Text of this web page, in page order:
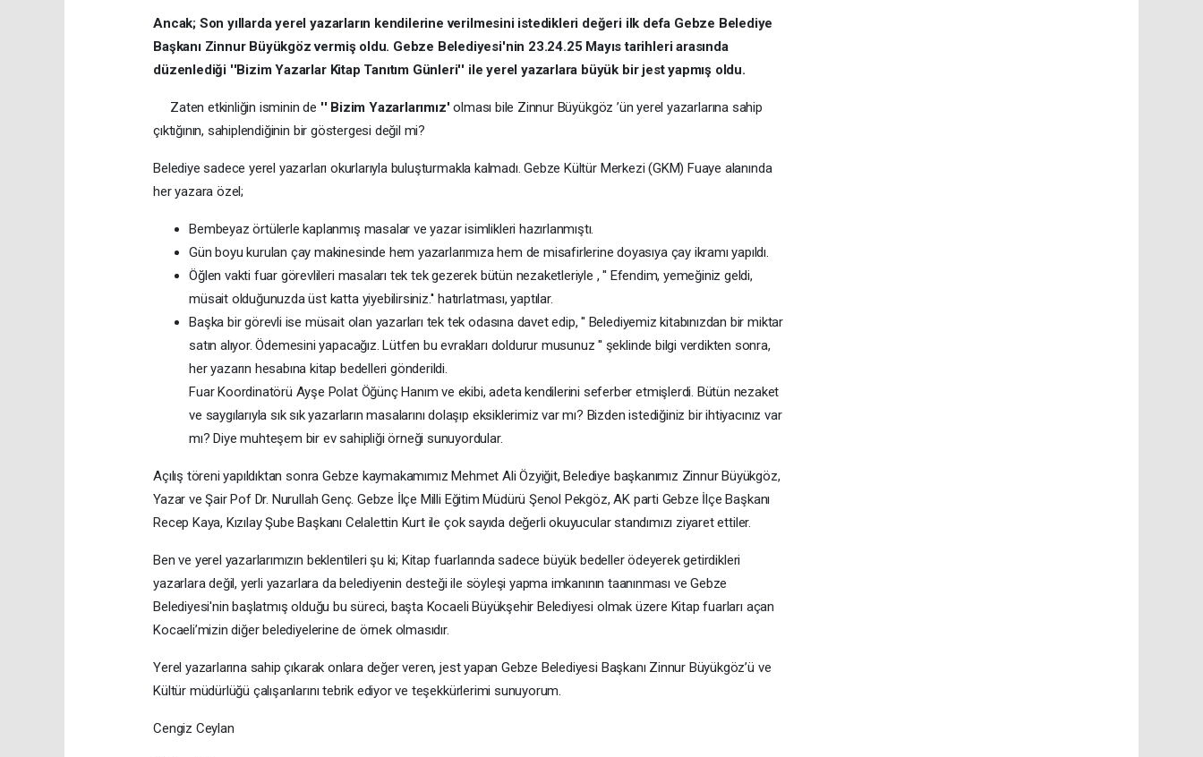
Ancak; Son yıllarda yerel yazarların kendilerine verilmesini istedikleri değeri ilk defa Gebze Belediye
Başkanı Zinnur Büyükgöz vermiş oldu. Gebze Belediyesi'nin 23.24.25 Mayıs tarihleri arasında
düzenlediği ''Bizim Yazarlar Kitap Tanıtım Günleri'' ile yerel yazarlara büyük bir jest yapmış oldu.
Zaten etkinliğin isminin de '' Bizim Yazarlarımız'olması bile Zinnur Büyükgöz ’ün yerel yazarlarına sahip
çıktığının, sahiplendiğinin bir göstergesi değil mi?
Belediye sadece yerel yazarları okurlarıyla buluşturmakla kalmadı. Gebze Kültür Merkezi (GKM) Fuaye alanında
her yazara özel;
Bembeyaz örtülerle kaplanmış masalar ve yazar isimlikleri hazırlanmıştı.
Gün boyu kurulan çay makinesinde hem yazarlarımıza hem de misafirlerine doyasıya çay ikramı yapıldı.
Öğlen vakti fuar görevlileri masaları tek tek gezerek bütün nezaketleriyle , '' Efendim, yemeğiniz geldi,
müsait olduğunuzda üst katta yiyebilirsiniz.'' hatırlatması, yaptılar.
Başka bir görevli ise müsait olan yazarları tek tek odasına davet edip, '' Belediyemiz kitabınızdan bir miktar
satın alıyor. Ödemesini yapacağız. Lütfen bu evrakları doldurur musunuz '' şeklinde bilgi verdikten sonra,
her yazarın hesabına kitap bedelleri gönderildi.
Fuar Koordinatörü Ayşe Polat Öğünç Hanım ve ekibi, adeta kendilerini seferber etmişlerdi. Bütün nezaket
ve saygılarıyla sık sık yazarların masalarını dolaşıp eksiklerimiz var mı? Bizden istediğiniz bir ihtiyacınız var
mı? Diye muhteşem bir ev sahipliği örneği sunuyordular.
Açılış töreni yapıldıktan sonra Gebze kaymakamımız Mehmet Ali Özyiğit, Belediye başkanımız Zinnur Büyükgöz,
Yazar ve Şair Pof Dr. Nurullah Genç. Gebze İlçe Milli Eğitim Müdürü Şenol Pekgöz, AK parti Gebze İlçe Başkanı
Recep Kaya, Kızılay Şube Başkanı Celalettin Kurt ile çok sayıda değerli okuyucular standımızı ziyaret ettiler.
Ben ve yerel yazarlarımızın beklentileri şu ki; Kitap fuarlarında sadece büyük bedeller ödeyerek getirdikleri
yazarlara değil, yerli yazarlara da belediyenin desteği ile söyleşi yapma imkanının taanınması ve Gebze
Belediyesi'nin başlatmış olduğu bu süreci, başta Kocaeli Büyükşehir Belediyesi olmak üzere Kitap fuarları açan
Kocaeli’mizin diğer belediyelerine de örnek olmasıdır.
Yerel yazarlarına sahip çıkarak onlara değer veren, jest yapan Gebze Belediyesi Başkanı Zinnur Büyükgöz’ü ve
Kültür müdürlüğü çalışanlarını tebrik ediyor ve teşekkürlerimi sunuyorum.
Cengiz Ceylan